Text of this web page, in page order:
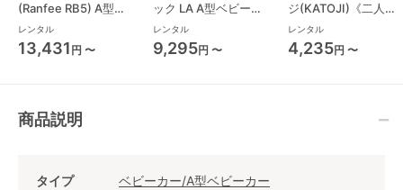
(Ranfee RB5) A型ベ
ビーカー ピジョン
(pigeon)
レンタル
13,431 円 〜
ック LA A型ベビーカ
ー コンビ(Combi)
レンタル
9,295円 〜
ジ(KATOJI)《二人乗
り》 二人乗り/双子用
ベビーカー
レンタル
4,235円 〜
商品説明
タイプ ベビーカー/A型ベビーカー